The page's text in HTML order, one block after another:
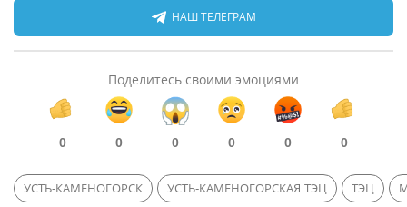
НАШ ТЕЛЕГРАМ
Поделитесь своими эмоциями
0 0 0 0 0 0
УСТЬ-КАМЕНОГОРСК УСТЬ-КАМЕНОГОРСКАЯ ТЭЦ ТЭЦ